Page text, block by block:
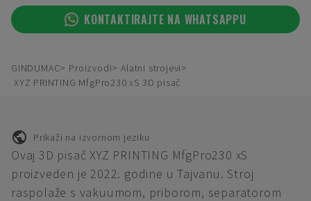
KONTAKTIRAJTE NA WHATSAPPU
GINDUMAC Proizvodi
Alatni strojevi
XYZ PRINTING MfgPro230 xS 3D pisač
Prikaži na izvornom jeziku
Ovaj 3D pisač XYZ PRINTING MfgPro230 xS
proizveden je 2022. godine u Tajvanu. Stroj
raspolaže s vakuumom, priborom, separatorom